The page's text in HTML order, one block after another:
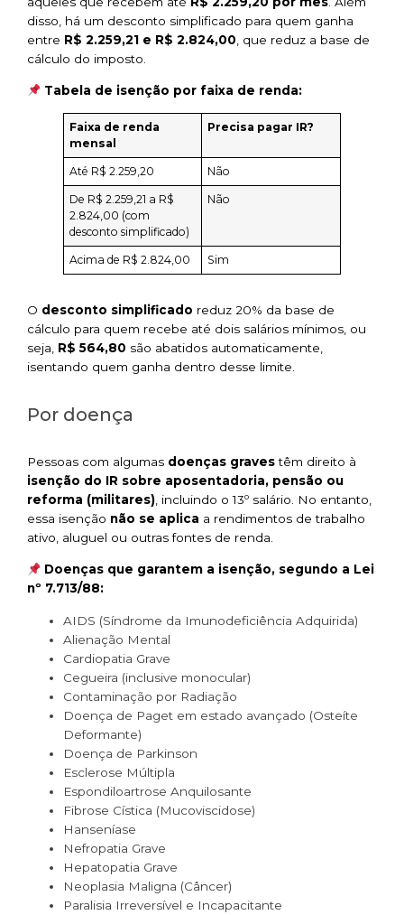
disso, há um desconto simplificado para quem ganha
entre R$ 2.259,21 e R$ 2.824,00 , que reduz a base de
cálculo do imposto.
Tabela de isenção por faixa de renda:
Faixa de renda
mensal
Precisa pagar IR?
Até R$ 2.259,20 Não
De R$ 2.259,21 a R$
2.824,00 (com
desconto simplificado)
Não
Acima de R$ 2.824,00 Sim
O desconto simplificado reduz 20% da base de
cálculo para quem recebe até dois salários mínimos, ou
seja, R$ 564,80 são abatidos automaticamente,
isentando quem ganha dentro desse limite.
Por doença
Pessoas com algumas doenças gravestêm direito à
isenção do IR sobre aposentadoria, pensão ou
reforma (militares) , incluindo o 13º salário. No entanto,
essa isenção não se aplica a rendimentos de trabalho
ativo, aluguel ou outras fontes de renda.
Doenças que garantem a isenção, segundo a Lei
nº 7.713/88:
AIDS (Síndrome da Imunodeficiência Adquirida)
Alienação Mental
Cardiopatia Grave
Cegueira (inclusive monocular)
Contaminação por Radiação
Doença de Paget em estado avançado (Osteíte
Deformante)
Doença de Parkinson
Esclerose Múltipla
Espondiloartrose Anquilosante
Fibrose Cística (Mucoviscidose)
Hanseníase
Nefropatia Grave
Hepatopatia Grave
Neoplasia Maligna (Câncer)
Paralisia Irreversível e Incapacitante